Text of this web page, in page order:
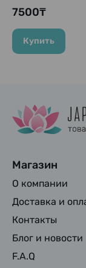
7500₸
Купить
Магазин
О компании
Доставка и
Контакты
Блог и новости
F.A.Q